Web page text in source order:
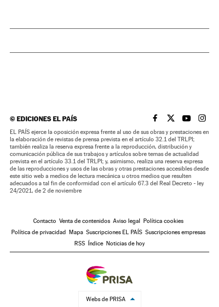
©EDICIONES EL PAÍS EL PAÍS BRASIL EN
EL PAÍSEL PAÍS
EL
EL PAÍS ejerce la oposición expresa frente al uso de sus obras y prestaciones en
la elaboración de revistas de prensa prevista en el artículo 32.1 del TRLPI;
también realiza la reserva expresa frente a la reproducción, distribución y
comunicación pública de sus trabajos y artículos sobre temas de actualidad
prevista en el artículo 33.1 del TRLPI; y, asimismo, realiza una reserva expresa
de las reproducciones y usos de las obras y otras prestaciones accesibles desde
este sitio web a medios de lectura mecánica u otros medios que resulten
adecuados a tal fin de conformidad con el artículo 67.3 del Real Decreto - ley
24/2021, de 2 de noviembre
Contacto Venta de contenidos Aviso legal
Política cookies
Política de privacidad
Mapa Suscripciones EL PAÍS Suscripciones empresas
RSS
Índice Noticias de hoy
Webs de PRISA